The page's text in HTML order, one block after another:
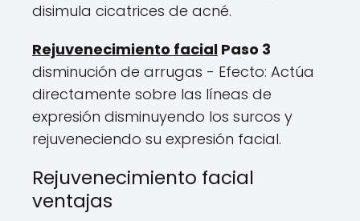
disimula cicatrices de acné.
Rejuvenecimiento facial Paso 3
disminución de arrugas - Efecto: Actúa
directamente sobre las líneas de
expresión disminuyendo los surcos y
rejuveneciendo su expresión facial.
Rejuvenecimiento facial
ventajas